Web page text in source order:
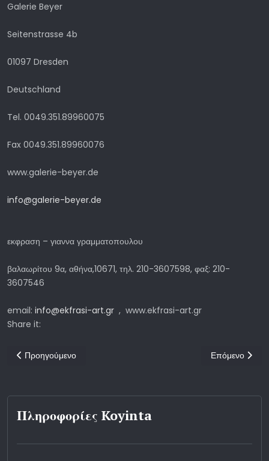
Galerie Beyer
Seitenstrasse 4b
01097 Dresden
Deutschland
Tel. 0049.351.89960075
Fax 0049.351.89960076
www.galerie-beyer.de
info@galerie-beyer.de
εκφραση – γιαννα γραμματοπουλου
βαλαωρίτου 9α, αθήνα,10671, τηλ. 210-3607598, φαξ: 210-
3607546
email: info@ekfrasi-art.gr , www.ekfrasi-art.gr
Share it:
Προηγούμενο άρθρο: ΕΚΠΛΗΞΗ 2!
Προηγούμενο Επόμενο
Επόμενο
Πληροφορίες Koyinta